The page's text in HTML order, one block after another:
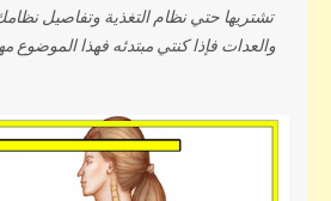
تشتريها حتي نظام التغذية وتفاصيل
والعدات فإذا كنتي مبتدئه فهذا الموضوع
بالتساوي , واذا قمتي بالتقصير في جزء
تلاحظين ان النتيجة بطيئة جدا. الدائره
التمرينات الرياضية وجزء ريكفري او